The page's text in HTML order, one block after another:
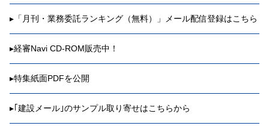
▸ 「月刊・業務委託ランキング（無料）」メール配信登録はこちら
▸経審Navi CD-ROM販売中！
▸特集紙面PDFを公開
▸ ｢建設メール｣のサンプル取り寄せはこちらから